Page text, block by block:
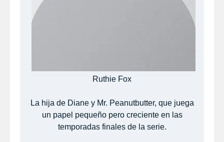
Ruthie Fox
La hija de Diane y Mr. Peanutbutter, que juega
un papel pequeño pero creciente en las
temporadas finales de la serie.